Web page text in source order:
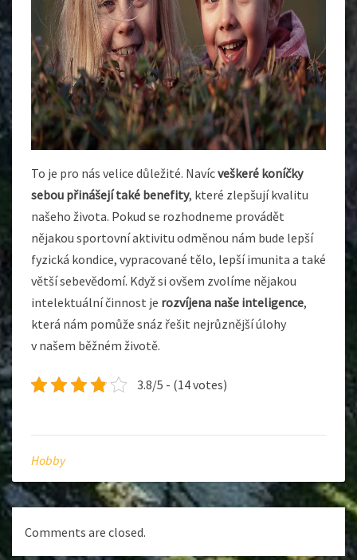
To je pro nás velice důležité. Navícveškeré koníčky
sebou přinášejí také benefity, které zlepšují kvalitu
našeho života. Pokud se rozhodneme provádět
nějakou sportovní aktivitu odměnou nám bude lepší
fyzická kondice, vypracované tělo, lepší imunita a také
větší sebevědomí. Když si ovšem zvolíme nějakou
intelektuální činnost je rozvíjena naše inteligence,
která nám pomůže snáz řešit nejrůznější úlohy
v našem běžném životě.
3.8/5 - (14 votes)
Hobby
Comments are closed.